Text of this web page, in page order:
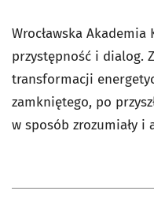
Wrocławska
przystępność i dialog.
transformacji
zamkniętego, po
w sposób zrozumiały i